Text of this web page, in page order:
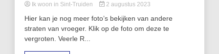
Ik woon in Sint-Truiden 2 augustus 2023
Hier kan je nog meer foto’s bekijken van andere
straten van vroeger. Klik op de foto om deze te
vergroten. Veerle R...